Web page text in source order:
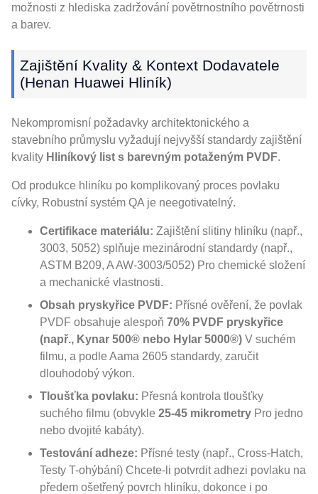
možnosti z hlediska zadržování povětrnostního povětrnosti
a barev.
Zajištění Kvality & Kontext Dodavatele
(Henan Huawei Hliník)
Nekompromisní požadavky architektonického a
stavebního průmyslu vyžadují nejvyšší standardy zajištění
kvality Hliníkový list s barevným potaženým PVDF.
Od produkce hliníku po komplikovaný proces povlaku
cívky, Robustní systém QA je neegotivatelný.
Certifikace materiálu: Zajištění slitiny hliníku (např.,
3003, 5052) splňuje mezinárodní standardy (např.,
ASTM B209, A AW-3003/5052) Pro chemické složení
a mechanické vlastnosti.
Obsah pryskyřice PVDF: Přísné ověření, že povlak
PVDF obsahuje alespoň 70% PVDF pryskyřice
(např., Kynar 500® nebo Hylar 5000®) V suchém
filmu, a podle Aama 2605 standardy, zaručit
dlouhodobý výkon.
Tloušťka povlaku: Přesná kontrola tloušťky
suchého filmu (obvykle 25-45 mikrometry Pro jedno
nebo dvojité kabáty).
Testování adheze: Přísné testy (např., Cross-Hatch,
Testy T-ohýbání) Chcete-li potvrdit adhezi povlaku na
předem ošetřený povrch hliníku, dokonce i po